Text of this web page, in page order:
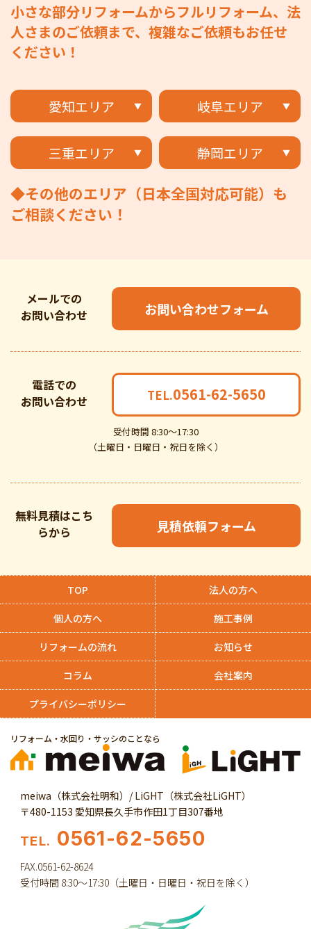
小さな部分リフォームからフルリフォーム、法
人さまのご依頼まで、複雑なご依頼もお任せ
ください！
愛知エリア 岐阜エリア
三重エリア 静岡エリア
◆その他のエリア（日本全国対応可能）も
ご相談ください！
メールでの
お問い合わせ
お問い合わせフォーム
電話での
お問い合わせ
受付時間 8:30～17:30
（土曜日・日曜日・祝日を除く）
TEL.0561-62-5650
無料見積はこち
らから
見積依頼フォーム
リフォーム・水回り・サッシのことなら
meiwa（株式会社明和）/ LiGHT（株式会社LiGHT）
〒480-1153 愛知県長久手市作田1丁目307番地
TEL. 0561-62-5650
FAX.0561-62-8624
受付時間 8:30～17:30（土曜日・日曜日・祝日を除く）
TOP 法人の方へ
個人の方へ 施工事例
リフォームの流れ お知らせ
コラム 会社案内
プライバシーポリシー